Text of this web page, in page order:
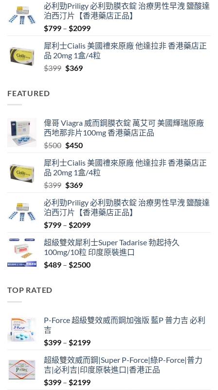
was:
$500.
is:
$450.
必利勁Priligy 必利勁膜衣錠 治療男性早洩 鹽酸達
泊西汀片【香港藥店正品】
$799 – $2099Price
$799
through
犀利士Cialis 美國禮來原廠 他達拉非 香港藥店正
品 20mg 1盒/4粒
$399 Original
$369Current
FEATURED
偉哥 Viagra 威而鋼膜衣錠 萬艾可 美國輝瑞原廠
西地那非片100mg 香港藥店正品
$500 Original
was:
$500.
$450Current
is:
$450.
犀利士Cialis 美國禮來原廠 他達拉非 香港藥店正
品 20mg 1盒/4粒
$399 Original
was:
$399.
$369Current
is:
$369.
必利勁Priligy 必利勁膜衣錠 治療男性早洩 鹽酸達
泊西汀片【香港藥店正品】
$799 – $2099Price
$799
through
$2099
超級雙效犀利士Super Tadarise 勃起持久
100mg/10粒 印度原裝進口
$489 – $2500Price
TOP RATED
P-Force 超級雙效威而鋼加強版 藍P 普力吉 必利
吉
$399 – $2199Price
$399
through
$2199
超級雙效威而鋼|Super P-Force|綠P-Force|普力
吉|必利吉|印度原裝進口|香港正品
$399 – $2199Price